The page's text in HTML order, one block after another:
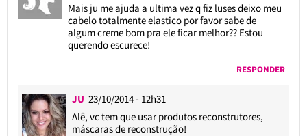
Mais ju me ajuda a ultima vez q fiz luses deixo meu
cabelo totalmente elastico por favor sabe de
algum creme bom pra ele ficar melhor?? Estou
querendo escurece!
RESPONDER
JU 23/10/2014 - 12h31
Alê, vc tem que usar produtos reconstrutores,
máscaras de reconstrução!